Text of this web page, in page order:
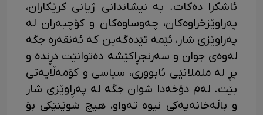
ئاشکرا دەکات. بە نیشاندانی ژیانی کرێکاران،
پەراوێزخراوەکان، چەوساوەکان و کۆچبەران لە
پەراوێزی شار، ئێمە تێدەگەین کە ئەنقەرە جگە
لەوەی جوان و سەرنجڕاکێشە دەتوانێت دڕندە و
پڕ لە ململانێی ئابووری، سیاسی و کۆمەڵایەتی
بێت. لەم دۆخەدا شوان جگە لە پەڕاوێزی شار
و باڵەخانەیەکی نیوە تەواو، هیچ شوێنێکی بۆ